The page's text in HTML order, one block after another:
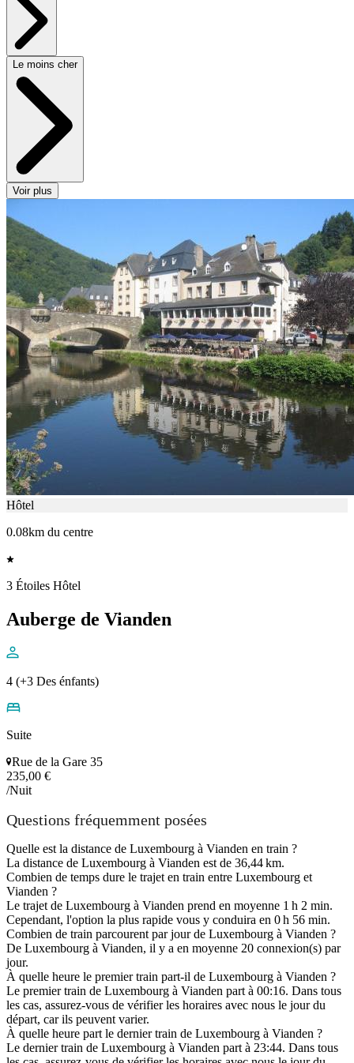
Le moins cher
Voir plus
Hôtel
0.08km du centre
3 Étoiles Hôtel
Auberge de Vianden
4 (+3 Des énfants)
Suite
Rue de la Gare 35
235,00 €
/Nuit
Questions fréquemment posées
Quelle est la distance de Luxembourg à Vianden en train ?
La distance de Luxembourg à Vianden est de 36,44 km.
Combien de temps dure le trajet en train entre Luxembourg et
Vianden ?
Le trajet de Luxembourg à Vianden prend en moyenne 1 h 2 min.
Cependant, l'option la plus rapide vous y conduira en 0 h 56 min.
Combien de train parcourent par jour de Luxembourg à Vianden ?
De Luxembourg à Vianden, il y a en moyenne 20 connexion(s) par
jour.
À quelle heure le premier train part-il de Luxembourg à Vianden ?
Le premier train de Luxembourg à Vianden part à 00:16. Dans tous
les cas, assurez-vous de vérifier les horaires avec nous le jour du
départ, car ils peuvent varier.
À quelle heure part le dernier train de Luxembourg à Vianden ?
Le dernier train de Luxembourg à Vianden part à 23:44. Dans tous